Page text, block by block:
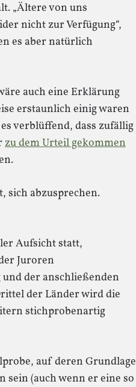
„Ältere von uns
nicht zur Verfügung“,
es aber natürlich
auch eine Erklärung
erstaunlich einig waren
verblüffend, dass zufällig
zu dem Urteil gekommen
sich abzusprechen.
Aufsicht statt,
Juroren
der anschließenden
der Länder wird die
stichprobenartig
auf deren Grundlage
sein (auch wenn er eine so